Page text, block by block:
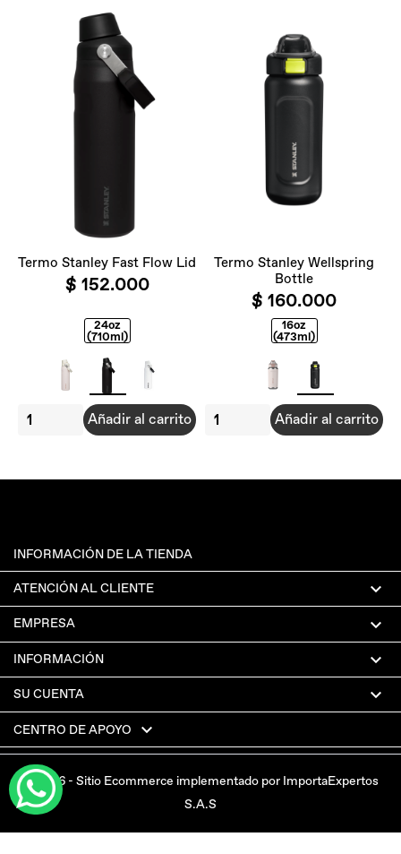
Termo Stanley Fast Flow Lid
$ 152.000
24oz
(710ml)
Añadir al carrito
Termo Stanley Wellspring
Bottle
$ 160.000
16oz
(473ml)
Añadir al carrito
INFORMACIÓN DE LA TIENDA
ATENCIÓN AL CLIENTE 
EMPRESA 
INFORMACIÓN 
SU CUENTA 
CENTRO DE APOYO 
© 2026 - Sitio Ecommerce implementado por ImportaExpertos
S.A.S